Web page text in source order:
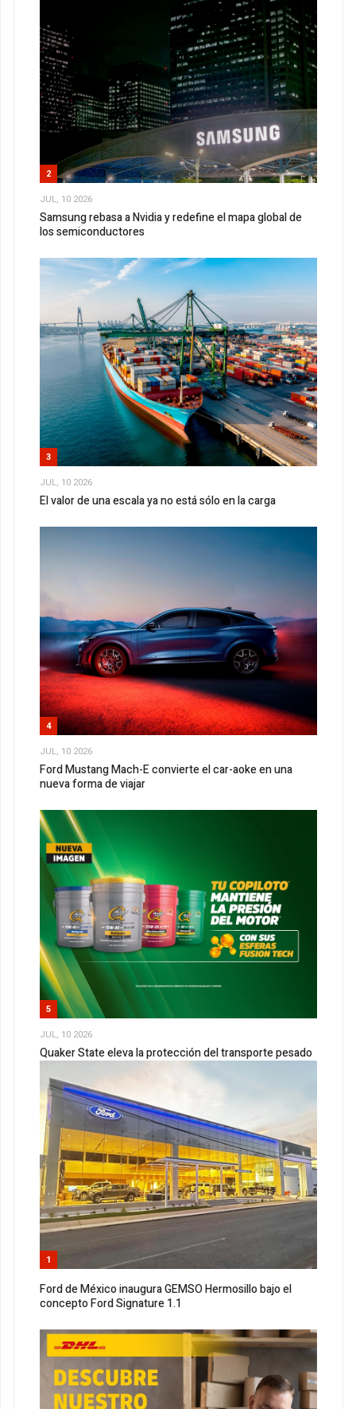
2
JUL, 10 2026
Samsung rebasa a Nvidia y redefine el mapa global de
los semiconductores
3
JUL, 10 2026
El valor de una escala ya no está sólo en la carga
4
JUL, 10 2026
Ford Mustang Mach-E convierte el car-aoke en una
nueva forma de viajar
5
JUL, 10 2026
Quaker State eleva la protección del transporte pesado
1
Ford de México inaugura GEMSO Hermosillo bajo el
concepto Ford Signature 1.1